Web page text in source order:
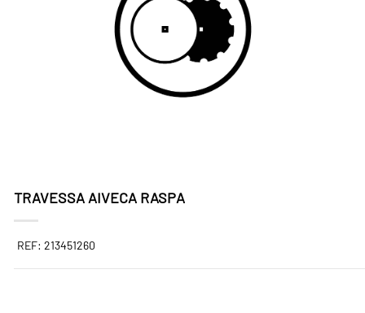
TRAVESSA AIVECA RASPA
REF: 213451260